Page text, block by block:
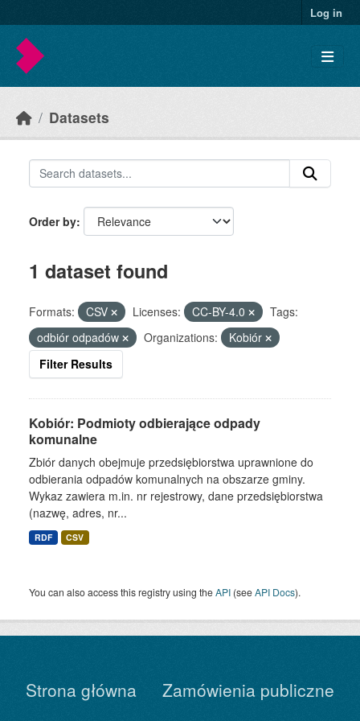
Log in
Datasets
Order by
1 dataset found
Formats: CSV Licenses: CC-BY-4.0
Tags:
odbiór odpadów
Organizations:
Kobiór
Filter Results
Kobiór: Podmioty odbierające odpady
komunalne
Zbiór danych obejmuje przedsiębiorstwa uprawnione do
odbierania odpadów komunalnych na obszarze gminy.
Wykaz zawiera m.in. nr rejestrowy, dane przedsiębiorstwa
(nazwę, adres, nr...
RDF CSV
You can also access this registry using theAPI (seeAPI Docs).
Strona główna
Zamówienia publiczne